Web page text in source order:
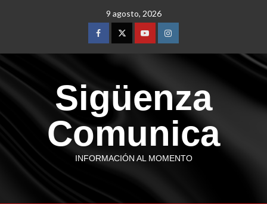
9 agosto, 2026
Sigüenza
Comunica
INFORMACIÓN AL MOMENTO